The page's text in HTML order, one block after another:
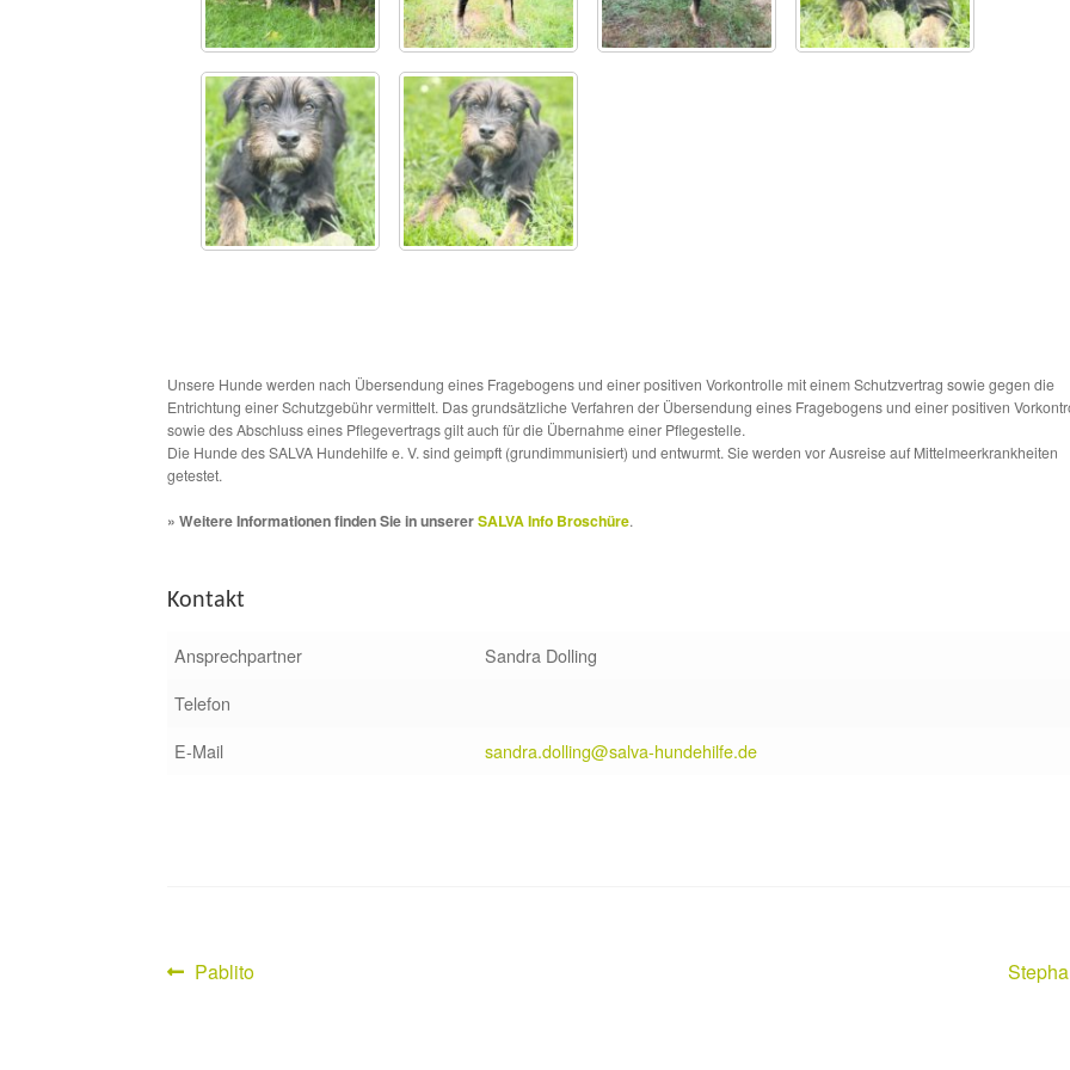
Unsere Hunde werden nach Übersendung eines Fragebogens und einer positiven Vorkontrolle mit einem Schutzvertrag sowie gegen die
Entrichtung einer Schutzgebühr vermittelt. Das grundsätzliche Verfahren der Übersendung eines Fragebogens und einer positiven
sowie des Abschluss eines Pflegevertrags gilt auch für die Übernahme einer Pflegestelle.
Die Hunde des SALVA Hundehilfe e. V. sind geimpft (grundimmunisiert) und entwurmt. Sie werden vor Ausreise auf Mittelmeerkrankheiten
getestet.
» Weitere Informationen finden Sie in unsererSALVA Info Broschüre.
Kontakt
Ansprechpartner
Sandra Dolling
Telefon
E-Mail
sandra.dolling@salva-hundehilfe.de
Beitragsnavigation
Vorheriger
Pablito